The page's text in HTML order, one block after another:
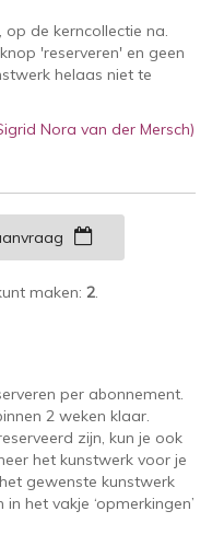
de kerncollectie na.
'reserveren' en geen
helaas niet te
Nora van der Mersch)
maken: 2.
per abonnement.
2 weken klaar.
zijn, kun je ook
het kunstwerk voor je
gewenste kunstwerk
het vakje ‘opmerkingen’